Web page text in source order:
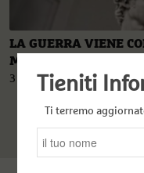
LA GUERRA VIENE
MARZO
3 Aprile 2022
Tieniti
Ti terremo